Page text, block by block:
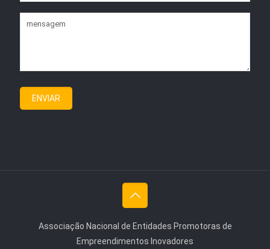
Associação Nacional de Entidades Promotoras de
Empreendimentos Inovadores